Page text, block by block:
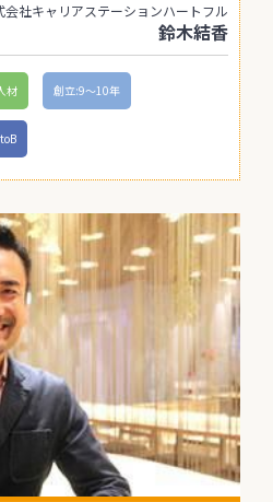
会社キャリアステーションハートフル
鈴木結香
材 創立:9〜10年